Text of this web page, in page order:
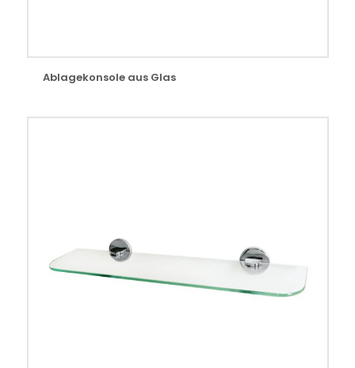
Ablagekonsole aus Glas